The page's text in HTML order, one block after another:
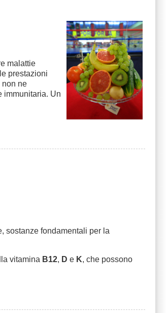
malattie
prestazioni
non ne
immunitaria. Un
sostanze fondamentali per la
vitamina B12, D e K, che possono